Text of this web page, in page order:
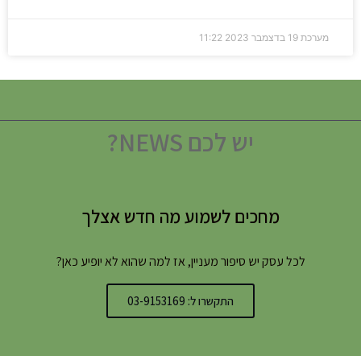
מערכת 19 בדצמבר 2023 11:22
יש לכם NEWS?
מחכים לשמוע מה חדש אצלך
לכל עסק יש סיפור מעניין, אז למה שהוא לא יופיע כאן?
התקשרו ל: 03-9153169